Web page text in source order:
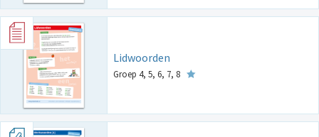
Lidwoorden
Groep 4, 5, 6, 7, 8